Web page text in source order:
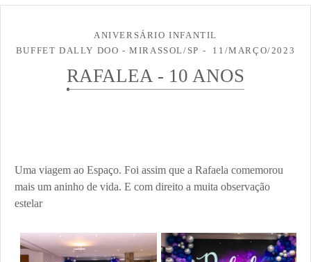
ANIVERSÁRIO INFANTIL
BUFFET DALLY DOO - MIRASSOL/SP
11/MARÇO/2023
RAFALEA - 10 ANOS
Uma viagem ao Espaço. Foi assim que a Rafaela comemorou
mais um aninho de vida. E com direito a muita observação
estelar